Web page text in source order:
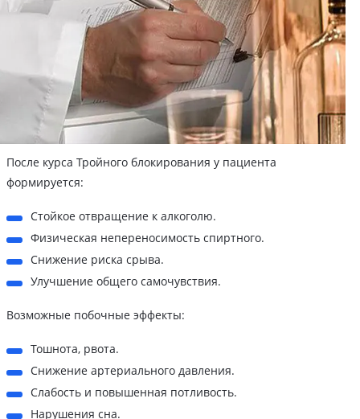
После курса Тройного блокирования у пациента
формируется:
Стойкое отвращение к алкоголю.
Физическая непереносимость спиртного.
Снижение риска срыва.
Улучшение общего самочувствия.
Возможные побочные эффекты:
Тошнота, рвота.
Снижение артериального давления.
Слабость и повышенная потливость.
Нарушения сна.